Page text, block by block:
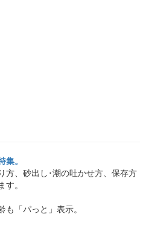
。
、砂出し･潮の吐かせ方、保存方
。
「パっと」表示。